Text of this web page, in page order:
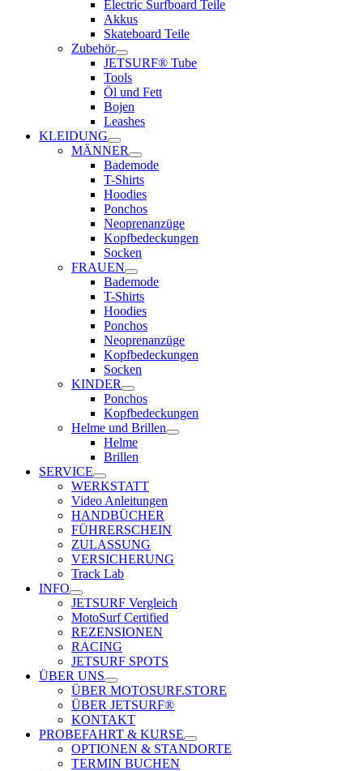
Electric Surfboard Teile
Akkus
Skateboard Teile
Zubehör
JETSURF® Tube
Tools
Öl und Fett
Bojen
Leashes
KLEIDUNG
MÄNNER
Bademode
T-Shirts
Hoodies
Ponchos
Neoprenanzüge
Kopfbedeckungen
Socken
FRAUEN
Bademode
T-Shirts
Hoodies
Ponchos
Neoprenanzüge
Kopfbedeckungen
Socken
KINDER
Ponchos
Kopfbedeckungen
Helme und Brillen
Helme
Brillen
SERVICE
WERKSTATT
Video Anleitungen
HANDBÜCHER
FÜHRERSCHEIN
ZULASSUNG
VERSICHERUNG
Track Lab
INFO
JETSURF Vergleich
MotoSurf Certified
REZENSIONEN
RACING
JETSURF SPOTS
ÜBER UNS
ÜBER MOTOSURF.STORE
ÜBER JETSURF®
KONTAKT
PROBEFAHRT & KURSE
OPTIONEN & STANDORTE
TERMIN BUCHEN